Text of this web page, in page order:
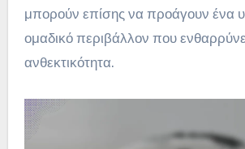
μπορούν επίσης να προάγουν ένα
ομαδικό περιβάλλον που
ανθεκτικότητα.